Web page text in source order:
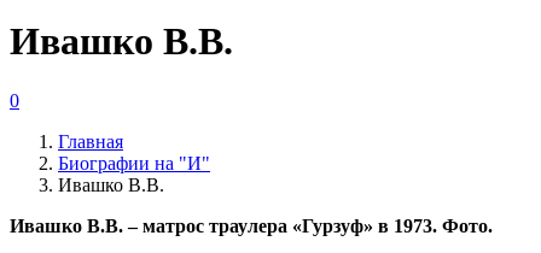
Ивашко В.В.
0
Главная
Биографии на "И"
Ивашко В.В.
Ивашко В.В. – матрос траулера «Гурзуф» в 1973. Фото.